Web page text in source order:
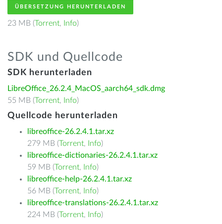
ÜBERSETZUNG HERUNTERLADEN
23 MB (Torrent, Info)
SDK und Quellcode
SDK herunterladen
LibreOffice_26.2.4_MacOS_aarch64_sdk.dmg
55 MB (Torrent, Info)
Quellcode herunterladen
libreoffice-26.2.4.1.tar.xz
279 MB (Torrent, Info)
libreoffice-dictionaries-26.2.4.1.tar.xz
59 MB (Torrent, Info)
libreoffice-help-26.2.4.1.tar.xz
56 MB (Torrent, Info)
libreoffice-translations-26.2.4.1.tar.xz
224 MB (Torrent, Info)